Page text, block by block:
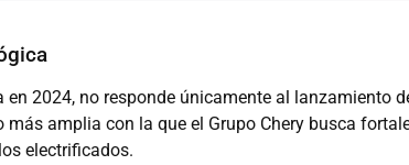
en 2024, no responde únicamente al lanzamiento
amplia con la que el Grupo Chery busca
electrificados.